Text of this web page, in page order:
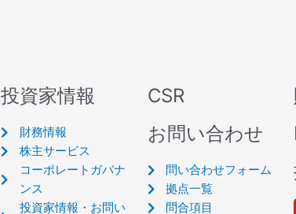
投資家情報
財務情報
株主サービス
コーポレートガバナ
ンス
投資家情報・お問い
CSR
お問い合わせ
問い合わせフォーム
拠点一覧
問合項目